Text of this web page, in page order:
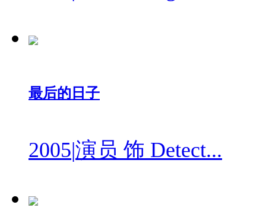
最后的日子
2005|演员 饰 Detect...